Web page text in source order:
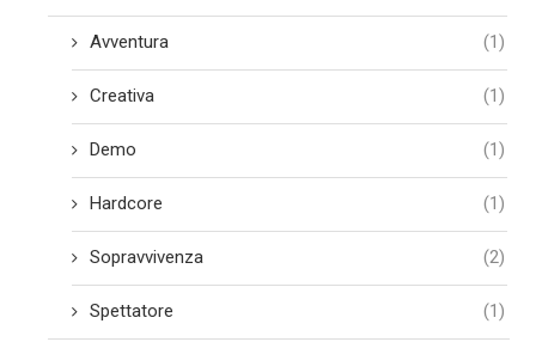
Avventura (1)
Creativa (1)
Demo (1)
Hardcore (1)
Sopravvivenza (2)
Spettatore (1)